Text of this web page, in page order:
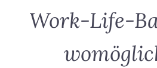
Work-Life-